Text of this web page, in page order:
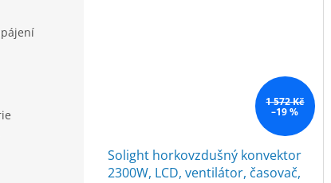
1 572 Kč
–19 %
Solight horkovzdušný konvektor
2300W, LCD, ventilátor, časovač,